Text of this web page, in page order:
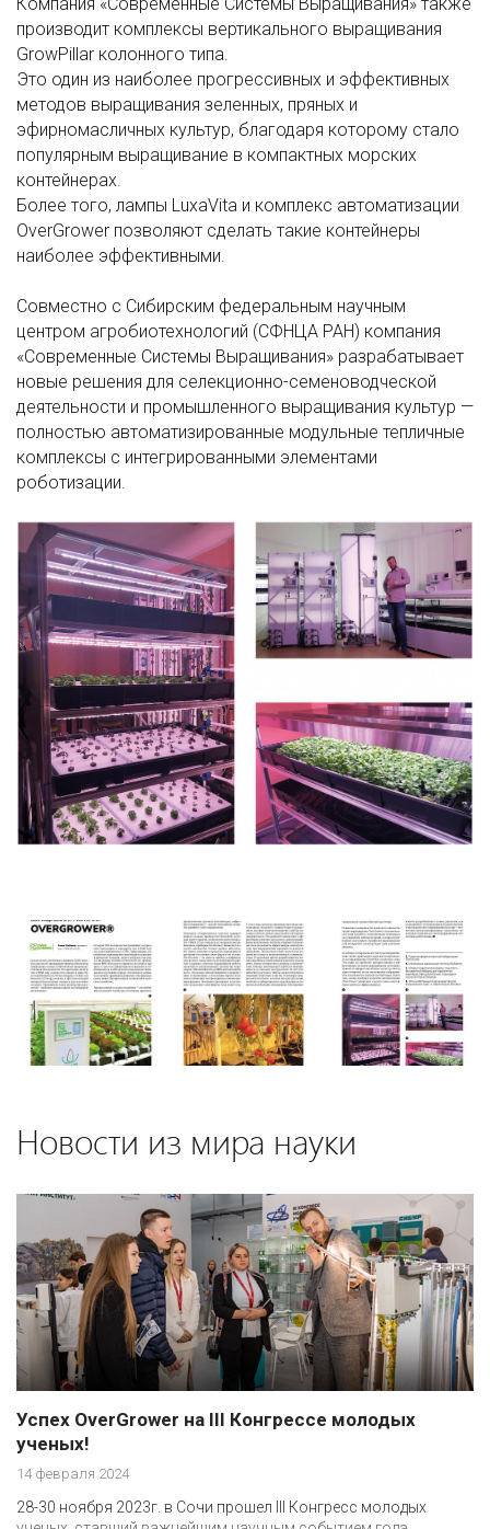
производит комплексы вертикального выращивания
GrowPillar колонного типа.
Это один из наиболее прогрессивных и эффективных
методов выращивания зеленных, пряных и
эфирномасличных культур, благодаря которому стало
популярным выращивание в компактных морских
контейнерах.
Более того, лампы LuxaVita и комплекс автоматизации
OverGrower позволяют сделать такие контейнеры
наиболее эффективными.
Совместно с Сибирским федеральным научным
центром агробиотехнологий (СФНЦА РАН) компания
«Современные Системы Выращивания» разрабатывает
новые решения для селекционно-семеноводческой
деятельности и промышленного выращивания культур —
полностью автоматизированные модульные тепличные
комплексы с интегрированными элементами
роботизации.
Новости из мира науки
Успех OverGrower на III Конгрессе молодых
ученых!
14 февраля 2024
28-30 ноября 2023г. в Сочи прошел III Конгресс молодых